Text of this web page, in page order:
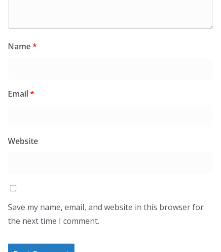
Name*
Email*
Website
Save my name, email, and website in this browser for
the next time I comment.